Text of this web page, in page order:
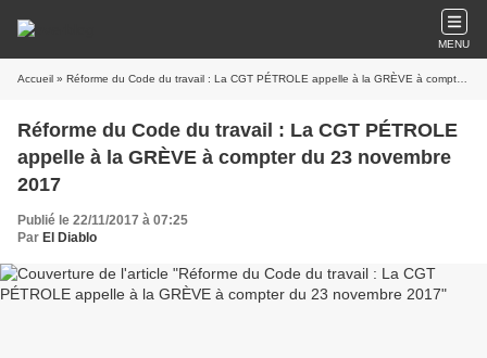
MENU
Accueil » Réforme du Code du travail : La CGT PÉTROLE appelle à la GRÈVE à compter du 23 novembre 2017
Réforme du Code du travail : La CGT PÉTROLE
appelle à la GRÈVE à compter du 23 novembre
2017
Publié le 22/11/2017 à 07:25
Par El Diablo